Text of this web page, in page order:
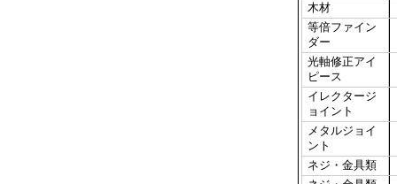
木材
等倍ファイン
ダー
光軸修正アイ
ピース
イレクタージ
ョイント
メタルジョイ
ント
ネジ・金具類